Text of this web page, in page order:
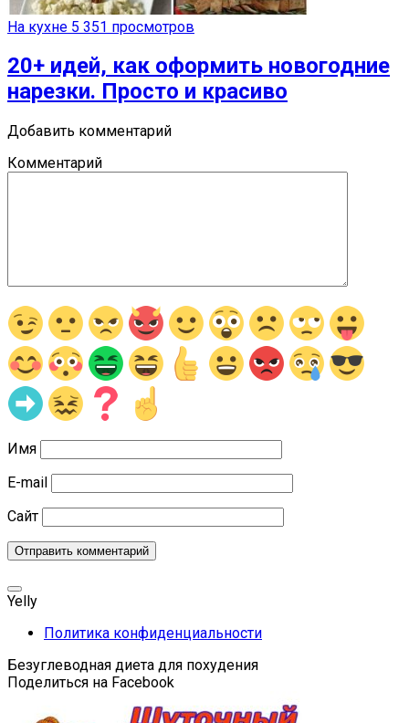
На кухне 5 351 просмотров
20+ идей, как оформить новогодние
нарезки. Просто и красиво
Добавить комментарий
Комментарий
Имя
E-mail
Сайт
Yelly
Политика конфиденциальности
Безуглеводная диета для похудения
Поделиться на Facebook